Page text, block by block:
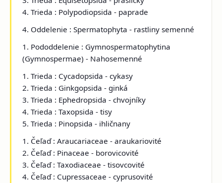
4. Trieda : Polypodiopsida - paprade
4. Oddelenie : Spermatophyta - rastliny semenné
1. Pododdelenie : Gymnospermatophytina
(Gymnospermae) - Nahosemenné
1. Trieda : Cycadopsida - cykasy
2. Trieda : Ginkgopsida - ginká
3. Trieda : Ephedropsida - chvojníky
4. Trieda : Taxopsida - tisy
5. Trieda : Pinopsida - ihličnany
1. Čeľaď : Araucariaceae - araukariovité
2. Čeľaď : Pinaceae - borovicovité
3. Čeľaď : Taxodiaceae - tisovcovité
4. Čeľaď : Cupressaceae - cyprusovité